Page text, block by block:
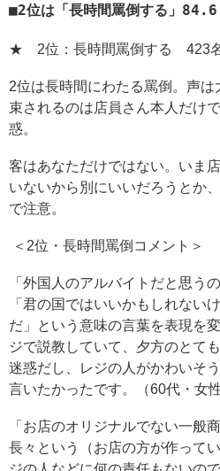
2位は「長時間罵倒する」84.6
★ 2位：長時間罵倒する 423
2位は長時間にわたる罵倒。声
束されるのは店員さん本人だけ
惑。
客はあなただけではない。いま
いないから別にいいだろうとか
で注意。
＜2位・長時間罵倒コメント＞
「外国人のアルバイトだと思う
「君の国ではいいかもしれない
だ」という意味の言葉を表現を
ジで説教していて、夕方のとて
迷惑だし、レジの人がかわいそ
言いたかったです。（60代・女性
「お店のオリジナルでない一般
長々という（お店の方が作って